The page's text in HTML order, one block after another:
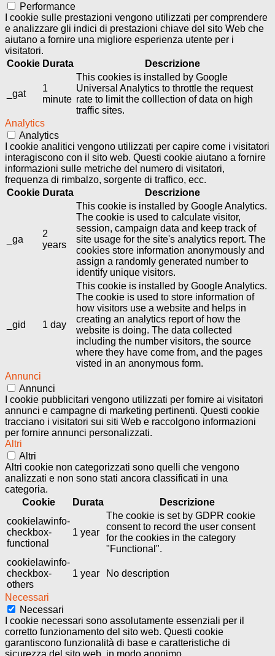
Performance
I cookie sulle prestazioni vengono utilizzati per comprendere
e analizzare gli indici di prestazioni chiave del sito Web che
aiutano a fornire una migliore esperienza utente per i
visitatori.
Cookie Durata Descrizione
_gat
1
minute
This cookies is installed by Google
Universal Analytics to throttle the request
rate to limit the colllection of data on high
traffic sites.
Analytics
Analytics
I cookie analitici vengono utilizzati per capire come i visitatori
interagiscono con il sito web. Questi cookie aiutano a fornire
informazioni sulle metriche del numero di visitatori,
frequenza di rimbalzo, sorgente di traffico, ecc.
Cookie Durata Descrizione
_ga
2
years
This cookie is installed by Google Analytics.
The cookie is used to calculate visitor,
session, campaign data and keep track of
site usage for the site's analytics report. The
cookies store information anonymously and
assign a randomly generated number to
identify unique visitors.
_gid 1 day
This cookie is installed by Google Analytics.
The cookie is used to store information of
how visitors use a website and helps in
creating an analytics report of how the
website is doing. The data collected
including the number visitors, the source
where they have come from, and the pages
visted in an anonymous form.
Annunci
Annunci
I cookie pubblicitari vengono utilizzati per fornire ai visitatori
annunci e campagne di marketing pertinenti. Questi cookie
tracciano i visitatori sui siti Web e raccolgono informazioni
per fornire annunci personalizzati.
Altri
Altri
Altri cookie non categorizzati sono quelli che vengono
analizzati e non sono stati ancora classificati in una
categoria.
Cookie
Durata
Descrizione
cookielawinfo-
checkbox-
functional
1 year
The cookie is set by GDPR cookie
consent to record the user consent
for the cookies in the category
"Functional".
cookielawinfo-
checkbox-
others
1 year No description
Necessari
Necessari
I cookie necessari sono assolutamente essenziali per il
corretto funzionamento del sito web. Questi cookie
garantiscono funzionalità di base e caratteristiche di
sicurezza del sito web, in modo anonimo.